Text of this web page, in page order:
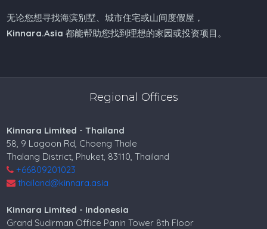
无论您想寻找海滨别墅、城市住宅或山间度假屋，
Kinnara.Asia 都能帮助您找到理想的家园或投资项目。
Regional Offices
Kinnara Limited - Thailand
58, 9 Lagoon Rd, Choeng Thale
Thalang District, Phuket, 83110, Thailand
+66809201023
thailand@kinnara.asia
Kinnara Limited - Indonesia
Grand Sudirman Office Panin Tower 8th Floor